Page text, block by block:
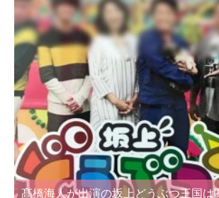
髙橋海人が出演の坂上どうぶつ王国は